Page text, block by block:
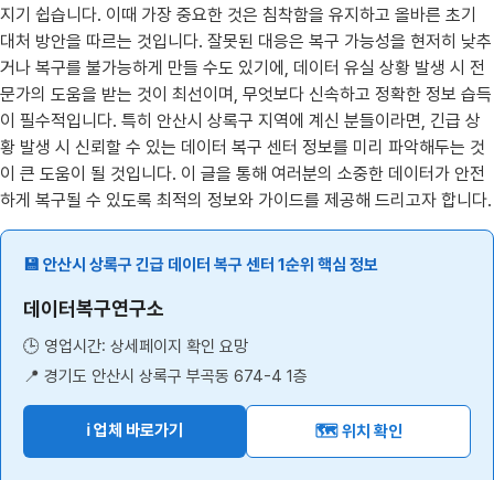
지기 쉽습니다. 이때 가장 중요한 것은 침착함을 유지하고 올바른 초기
대처 방안을 따르는 것입니다. 잘못된 대응은 복구 가능성을 현저히 낮추
거나 복구를 불가능하게 만들 수도 있기에, 데이터 유실 상황 발생 시 전
문가의 도움을 받는 것이 최선이며, 무엇보다 신속하고 정확한 정보 습득
이 필수적입니다. 특히 안산시 상록구 지역에 계신 분들이라면, 긴급 상
황 발생 시 신뢰할 수 있는 데이터 복구 센터 정보를 미리 파악해두는 것
이 큰 도움이 될 것입니다. 이 글을 통해 여러분의 소중한 데이터가 안전
하게 복구될 수 있도록 최적의 정보와 가이드를 제공해 드리고자 합니다.
💾 안산시 상록구 긴급 데이터 복구 센터 1순위 핵심 정보
데이터복구연구소
🕒 영업시간: 상세페이지 확인 요망
📍 경기도 안산시 상록구 부곡동 674-4 1층
ℹ️ 업체 바로가기 🗺️ 위치 확인